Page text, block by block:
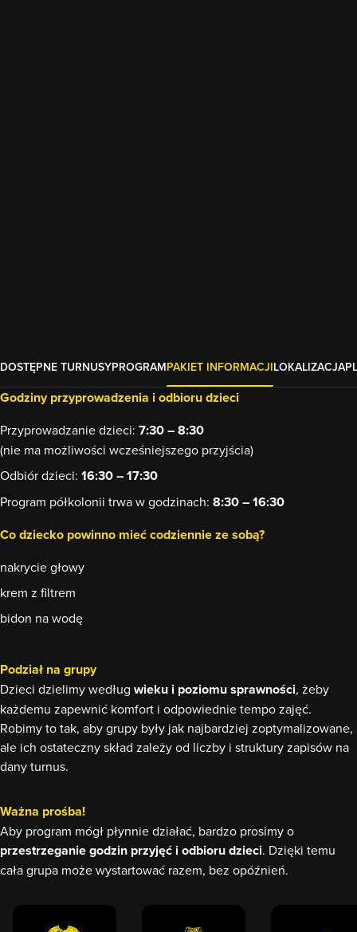
DOSTĘPNE TURNUSYPROGRAMPAKIET INFORMACJILOKALIZACJA
Godziny przyprowadzenia i odbioru dzieci
Przyprowadzanie dzieci: 7:30 – 8:30
(nie ma możliwości wcześniejszego przyjścia)
Odbiór dzieci: 16:30 – 17:30
Program półkolonii trwa w godzinach: 8:30 – 16:30
Co dziecko powinno mieć codziennie ze sobą?
nakrycie głowy
krem z filtrem
bidon na wodę
Podział na grupy
Dzieci dzielimy według wieku i poziomu sprawności, żeby
każdemu zapewnić komfort i odpowiednie tempo zajęć.
Robimy to tak, aby grupy były jak najbardziej zoptymalizowane,
ale ich ostateczny skład zależy od liczby i struktury zapisów na
dany turnus.
Ważna prośba!
Aby program mógł płynnie działać, bardzo prosimy o
przestrzeganie godzin przyjęć i odbioru dzieci. Dzięki temu
cała grupa może wystartować razem, bez opóźnień.